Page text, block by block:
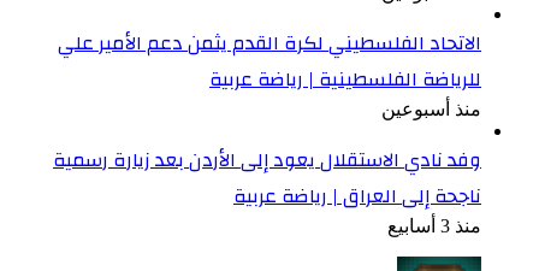
الاتحاد الفلسطيني لكرة القدم يثمن دعم الأمير علي
للرياضة الفلسطينية | رياضة عربية
منذ أسبوعين
وفد نادي الاستقلال يعود إلى الأردن بعد زيارة رسمية
ناجحة إلى العراق | رياضة عربية
منذ 3 أسابيع